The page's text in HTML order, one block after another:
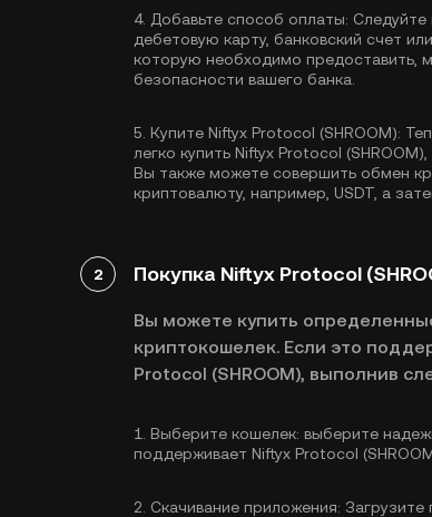
4. Добавьте способ оплаты:
дебетовую карту, банковский счет
которую необходимо предоставить,
безопасности вашего банка.
5. Купите Niftyx Protocol (SHROOM):
легко купить Niftyx Protocol
Вы также можете совершить обмен
криптовалюту, например, USDT , а
2 Покупка Niftyx Protocol
Вы можете купить
криптокошелек. Если это
Protocol (SHROOM), выполнив
1. Выберите кошелек: выберите
поддерживает Niftyx Protocol
2. Скачивание приложения: Загрузите